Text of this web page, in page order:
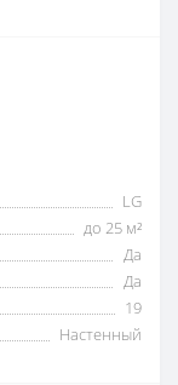
LG
до 25 м²
Да
Да
19
Настенный